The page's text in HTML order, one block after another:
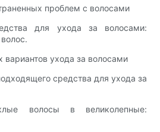
проблем с волосами
для ухода за волосами:
вариантов ухода за волосами
средства для ухода за
волосы в великолепные: